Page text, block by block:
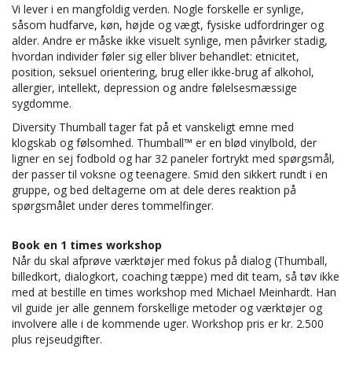
Vi lever i en mangfoldig verden. Nogle forskelle er synlige,
såsom hudfarve, køn, højde og vægt, fysiske udfordringer og
alder. Andre er måske ikke visuelt synlige, men påvirker stadig,
hvordan individer føler sig eller bliver behandlet: etnicitet,
position, seksuel orientering, brug eller ikke-brug af alkohol,
allergier, intellekt, depression og andre følelsesmæssige
sygdomme.
Diversity Thumball tager fat på et vanskeligt emne med
klogskab og følsomhed. Thumball™ er en blød vinylbold, der
ligner en sej fodbold og har 32 paneler fortrykt med spørgsmål,
der passer til voksne og teenagere. Smid den sikkert rundt i en
gruppe, og bed deltagerne om at dele deres reaktion på
spørgsmålet under deres tommelfinger.
Book en 1 times workshop
Når du skal afprøve værktøjer med fokus på dialog (Thumball,
billedkort, dialogkort, coaching tæppe) med dit team, så tøv ikke
med at bestille en times workshop med Michael Meinhardt. Han
vil guide jer alle gennem forskellige metoder og værktøjer og
involvere alle i de kommende uger. Workshop pris er kr. 2.500
plus rejseudgifter.